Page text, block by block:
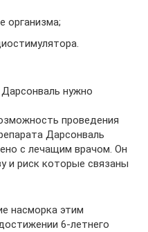
организма;
нужно
проведения
Дарсонваль
с лечащим врачом. Он
и риск которые связаны
насморка этим
6-летнего